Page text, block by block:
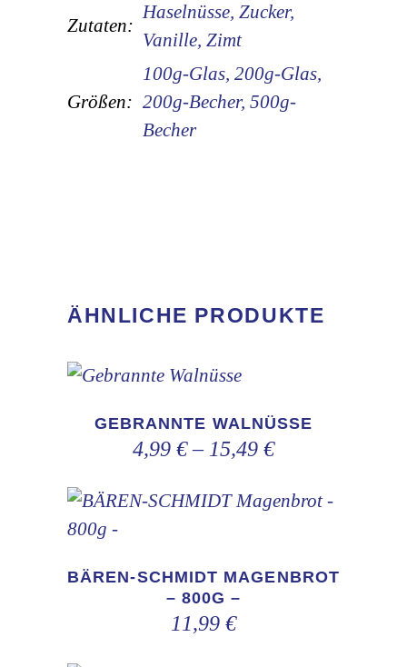
Zutaten:
Haselnüsse, Zucker,
Vanille, Zimt
Größen:
100g-Glas, 200g-Glas,
200g-Becher, 500g-
Becher
ÄHNLICHE PRODUKTE
Dieses
Produkt
weist
Varianten
Optionen
können
GEBRANNTE WALNÜSSE
4,99 €– 15,49 €
BÄREN-SCHMIDT MAGENBROT
– 800G –
11,99 €